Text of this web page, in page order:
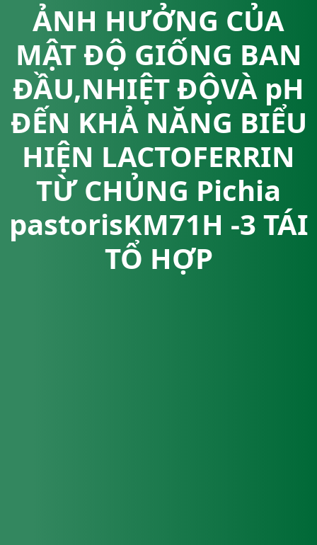
ẢNH HƯỞNG CỦA
MẬT ĐỘ GIỐNG BAN
ĐẦU,NHIỆT ĐỘVÀ pH
ĐẾN KHẢ NĂNG BIỂU
HIỆN LACTOFERRIN
TỪ CHỦNG Pichia
pastorisKM71H -3 TÁI
TỔ HỢP